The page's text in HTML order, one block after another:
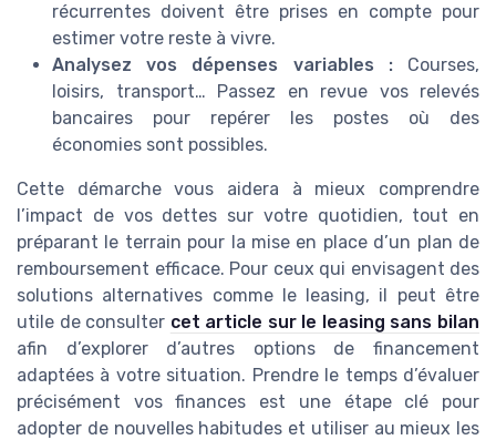
récurrentes doivent être prises en compte pour
estimer votre reste à vivre.
Analysez vos dépenses variables :Courses,
loisirs, transport… Passez en revue vos relevés
bancaires pour repérer les postes où des
économies sont possibles.
Cette démarche vous aidera à mieux comprendre
l’impact de vos dettes sur votre quotidien, tout en
préparant le terrain pour la mise en place d’un plan de
remboursement efficace. Pour ceux qui envisagent des
solutions alternatives comme le leasing, il peut être
utile de consulter cet article sur le leasing sans bilan
afin d’explorer d’autres options de financement
adaptées à votre situation. Prendre le temps d’évaluer
précisément vos finances est une étape clé pour
adopter de nouvelles habitudes et utiliser au mieux les